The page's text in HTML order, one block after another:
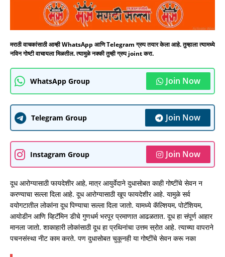
मराठी वाचकांसाठी आम्ही WhatsApp आणि Telegram ग्रुप तयार केला आहे. तुम्हाला त्यामध्ये
नविन गोष्टी वाचायला मिळतील. त्यामुळे नक्की तुम्ही ग्रुप joint करा.
WhatsApp Group Join Now
Telegram Group Join Now
Instagram Group Join Now
दूध आरोग्यासाठी फायदेशीर आहे, मात्र आयुर्वेदाने दुधासोबत काही गोष्टींचे सेवन न
करण्याचा सल्ला दिला आहे. दूध आरोग्यासाठी खूप फायदेशीर आहे. यामुळे सर्व
वयोगटातील लोकांना दूध पिण्याचा सल्ला दिला जातो. यामध्ये कॅल्शियम, पोटॅशियम,
आयोडीन आणि व्हिटॅमिन डीचे गुणधर्म भरपूर प्रमाणात आढळतात. दूध हा संपूर्ण आहार
मानला जातो. शाकाहारी लोकांसाठी दूध हा प्रथिनांचा उत्तम स्रोत आहे. त्याच्या वापराने
पचनसंस्था नीट काम करते. पण दुधासोबत चुकूनही या गोष्टींचे सेवन करू नका